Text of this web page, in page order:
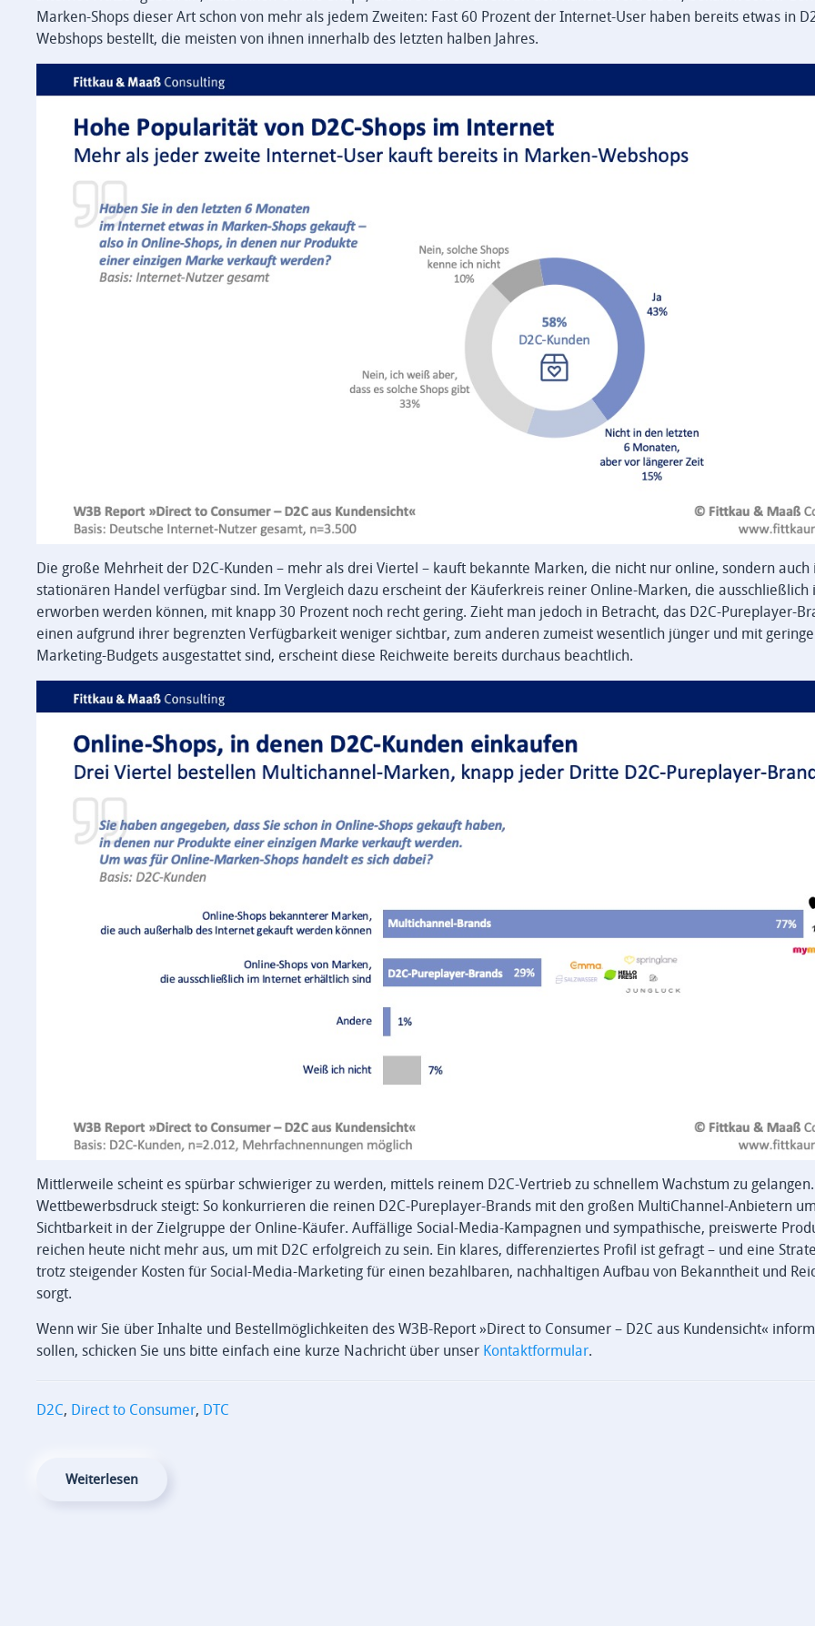
Marken-Shops dieser Art schon von mehr als jedem Zweiten: Fast 60 Prozent der Internet-User haben bereits etwas in
Webshops bestellt, die meisten von ihnen innerhalb des letzten halben Jahres.
Die große Mehrheit der D2C-Kunden – mehr als drei Viertel – kauft bekannte Marken, die nicht nur online, sondern auch
stationären Handel verfügbar sind. Im Vergleich dazu erscheint der Käuferkreis reiner Online-Marken, die
erworben werden können, mit knapp 30 Prozent noch recht gering. Zieht man jedoch in Betracht, das D2C-Pureplayer-
einen aufgrund ihrer begrenzten Verfügbarkeit weniger sichtbar, zum anderen zumeist wesentlich jünger und mit
Marketing-Budgets ausgestattet sind, erscheint diese Reichweite bereits durchaus beachtlich.
Mittlerweile scheint es spürbar schwieriger zu werden, mittels reinem D2C-Vertrieb zu schnellem Wachstum zu
Wettbewerbsdruck steigt: So konkurrieren die reinen D2C-Pureplayer-Brands mit den großen MultiChannel-Anbietern
Sichtbarkeit in der Zielgruppe der Online-Käufer. Auffällige Social-Media-Kampagnen und sympathische, preiswerte
reichen heute nicht mehr aus, um mit D2C erfolgreich zu sein. Ein klares, differenziertes Profil ist gefragt – und eine
trotz steigender Kosten für Social-Media-Marketing für einen bezahlbaren, nachhaltigen Aufbau von Bekanntheit und
sorgt.
Wenn wir Sie über Inhalte und Bestellmöglichkeiten des W3B-Report »Direct to Consumer – D2C aus Kundensicht«
sollen, schicken Sie uns bitte einfach eine kurze Nachricht über unser Kontaktformular.
D2C, Direct to Consumer, DTC
Weiterlesen